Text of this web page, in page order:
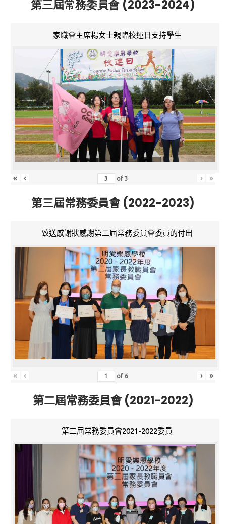
第三屆常務委員會 (2023-2024)
家職會主席楊女士親臨校運日支持學生
« ‹ of3 › »
第三屆常務委員會 (2022-2023)
致送感謝狀感謝第二屆常務委員會委員的付出
« ‹ of 6 › »
第二屆常務委員會 (2021-2022)
第二屆常務委員會2021-2022委員